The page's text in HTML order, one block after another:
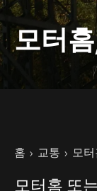
모터
현재 페이지
홈 교통 모
모터홈 또